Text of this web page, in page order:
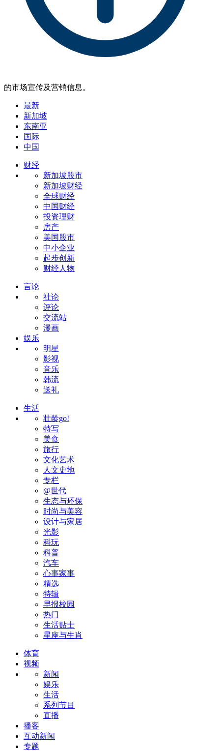
的市场宣传及营销信息。
最新
新加坡
东南亚
国际
中国
财经
新加坡股市
新加坡财经
全球财经
中国财经
投资理财
房产
美国股市
中小企业
起步创新
财经人物
言论
社论
评论
交流站
漫画
娱乐
明星
影视
音乐
韩流
送礼
生活
壮龄go!
特写
美食
旅行
文化艺术
人文史地
专栏
@世代
生态与环保
时尚与美容
设计与家居
光影
科玩
科普
汽车
心事家事
精选
特辑
早报校园
热门
生活贴士
星座与生肖
体育
视频
新闻
娱乐
生活
系列节目
直播
播客
互动新闻
专题